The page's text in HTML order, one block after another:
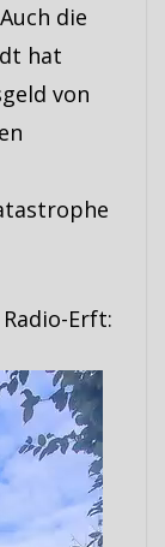
die
hat
von
Erft: